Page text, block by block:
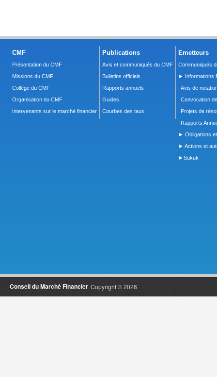
CMF
Présentation du CMF
Missions du CMF
Collège du CMF
Organisation du CMF
Intervenants sur le marché financier
Publications
Avis et communiqués du CMF
Bulletins officiels
Rapports annuels
Guides
Courbes des taux
Emetteurs
Communiqués
► Informations
Avis de
Convocation
Projets de
Rapports
► Obligations
► Actions et
►Sukuk
Copyright © 2026
Conseil du Marché Financier